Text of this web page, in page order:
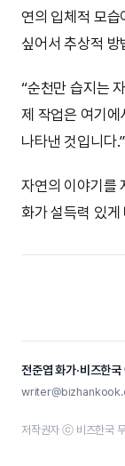
연의 입체적 모
싶어서 추상적
“순천만 습지는
제 작업은 여기
나타낸 것입니다.”
자연의 이야기를
화가 설득력 있게
전준엽 화가·비즈한국
저작권자 ⓒ 비즈한국